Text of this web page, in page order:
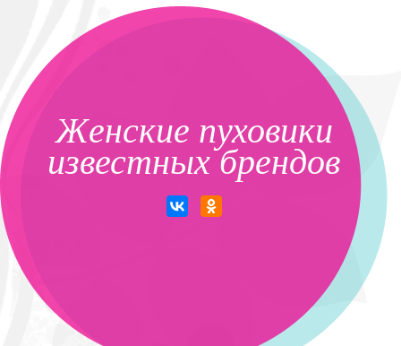
Женские пуховики
известных брендов